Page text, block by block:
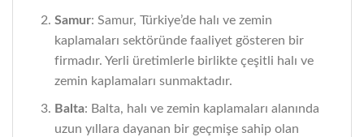
Samur: Samur, Türkiye’de halı ve zemin
kaplamaları sektöründe faaliyet gösteren bir
firmadır. Yerli üretimlerle birlikte çeşitli halı ve
zemin kaplamaları sunmaktadır.
Balta: Balta, halı ve zemin kaplamaları alanında
uzun yıllara dayanan bir geçmişe sahip olan